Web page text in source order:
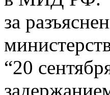
за
“20